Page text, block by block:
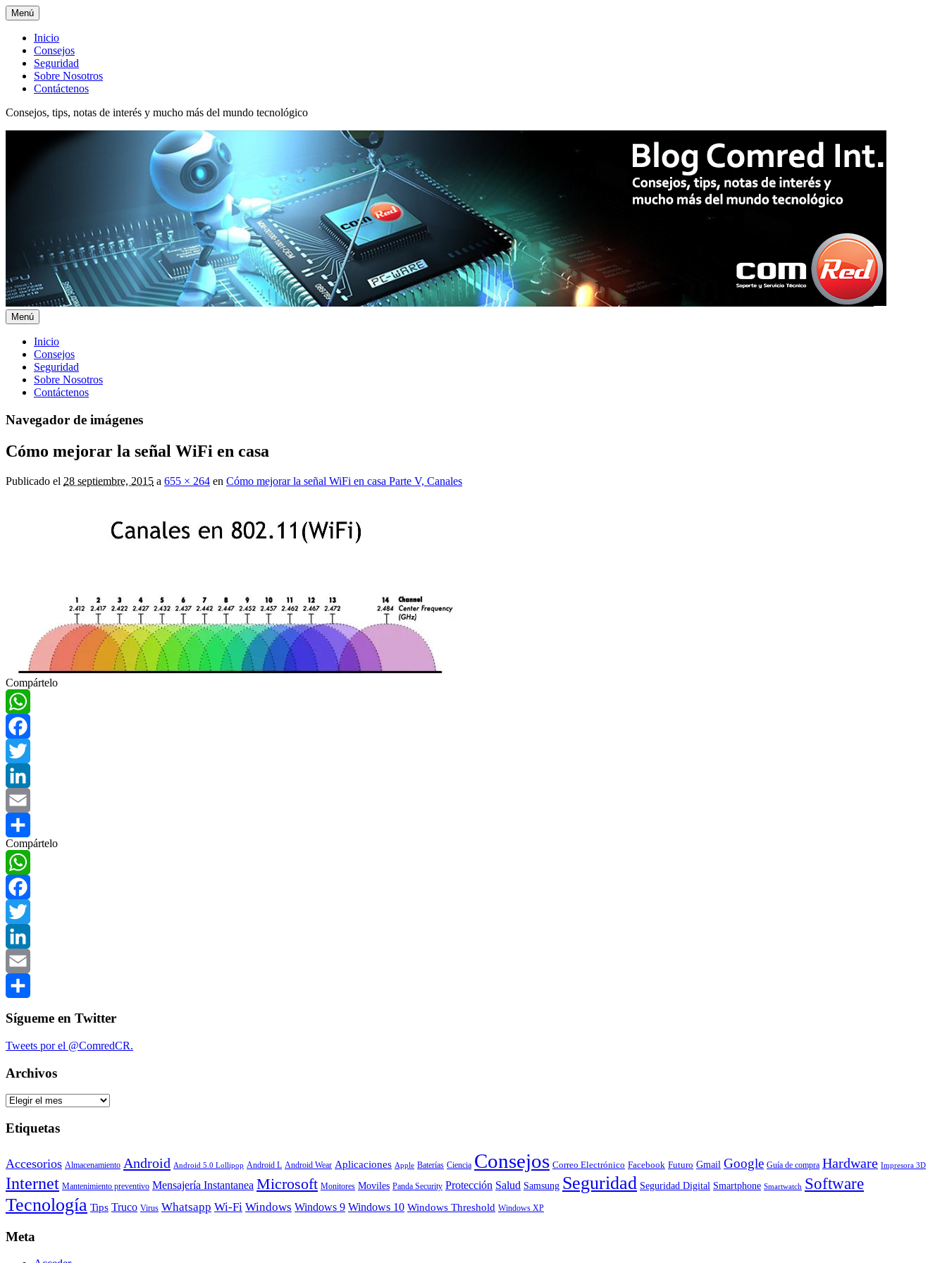
Menú
Menú
superior
Inicio
Consejos
Seguridad
Sobre Nosotros
Contáctenos
Consejos, tips, notas de interés y mucho más del mundo tecnológico
Menú
Menú
principal
Inicio
Consejos
Seguridad
Sobre Nosotros
Contáctenos
Navegador de imágenes
Cómo mejorar la señal WiFi en casa
Publicado el 28 septiembre, 2015 a 655 × 264 en Cómo mejorar la señal WiFi en casa Parte V, Canales
Compártelo
WhatsApp
Facebook
Twitter
LinkedIn
Email
Compartir
Compártelo
WhatsApp
Facebook
Twitter
LinkedIn
Email
Compartir
Sígueme en Twitter
Tweets por el @ComredCR.
Archivos
Archivos
Etiquetas
Accesorios Almacenamiento Android Android 5.0 Lollipop Android L Android Wear Aplicaciones Apple Baterías Ciencia Consejos Correo Electrónico Facebook Futuro Gmail Google Guía de compra Hardware Impresora 3D
Internet Mantenimiento preventivo Mensajería Instantanea Microsoft Monitores Moviles Panda Security Protección Salud Samsung Seguridad Seguridad Digital Smartphone Smartwatch Software
Tecnología Tips Truco Virus Whatsapp Wi-Fi Windows Windows 9 Windows 10 Windows Threshold Windows XP
Meta